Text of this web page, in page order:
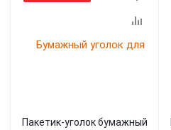
Пакетик-уголок бумажный